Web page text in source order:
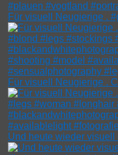
Für visuell Neugierige .
Für visuell Neugierige .
Und heute wieder